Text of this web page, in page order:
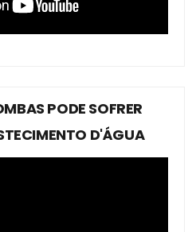
PODE SOFRER
D'ÁGUA